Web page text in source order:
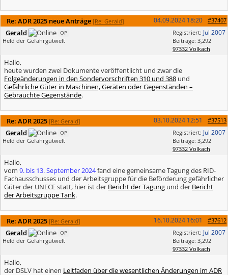
Re: ADR 2025 neue Anträge [Re: Gerald] #37407
04.09.2024 18:20
Registriert: Jul 2007
Beiträge: 3,292
97332 Volkach
Gerald OP
Held der Gefahrgutwelt
Hallo,
heute wurden zwei Dokumente veröffentlicht und zwar die
Folgeänderungen in den Sondervorschriften 310 und 388 und
Gefährliche Güter in Maschinen, Geräten oder Gegenständen –
Gebrauchte Gegenstände.
Re: ADR 2025 [Re: Gerald] #37513
03.10.2024 12:51
Registriert: Jul 2007
Beiträge: 3,292
97332 Volkach
Gerald OP
Held der Gefahrgutwelt
Hallo,
vom 9. bis 13. September 2024fand eine gemeinsame Tagung des RID-
Fachausschusses und der Arbeitsgruppe für die Beförderung gefährlicher
Güter der UNECE statt, hier ist der Bericht der Tagung und der Bericht
der Arbeitsgruppe Tank.
Re: ADR 2025 [Re: Gerald] #37612
16.10.2024 16:01
Registriert: Jul 2007
Beiträge: 3,292
97332 Volkach
Gerald OP
Held der Gefahrgutwelt
Hallo,
der DSLV hat einen Leitfaden über die wesentlichen Änderungen im ADR